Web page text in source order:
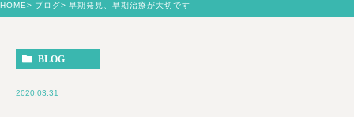
HOME ブログ 早期発見、早期治療が大切です
BLOG
2020.03.31